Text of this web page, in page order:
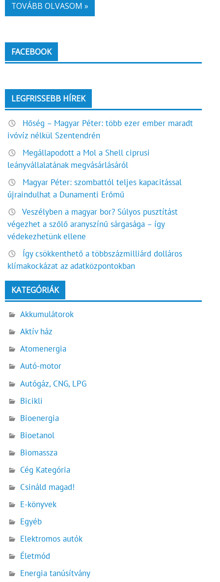
TOVÁBB OLVASOM »
FACEBOOK
LEGFRISSEBB HÍREK
Hőség – Magyar Péter: több ezer ember maradt
ivóvíz nélkül Szentendrén
Megállapodott a Mol a Shell ciprusi
leányvállalatának megvásárlásáról
Magyar Péter: szombattól teljes kapacitással
újraindulhat a Dunamenti Erőmű
Veszélyben a magyar bor? Súlyos pusztítást
végezhet a szőlő aranyszínű sárgasága – így
védekezhetünk ellene
Így csökkenthető a többszázmilliárd dolláros
klímakockázat az adatközpontokban
KATEGÓRIÁK
Akkumulátorok
Aktív ház
Atomenergia
Autó-motor
Autógáz, CNG, LPG
Bicikli
Bioenergia
Bioetanol
Biomassza
Cég Kategória
Csináld magad!
E-könyvek
Egyéb
Elektromos autók
Életmód
Energia tanúsítvány